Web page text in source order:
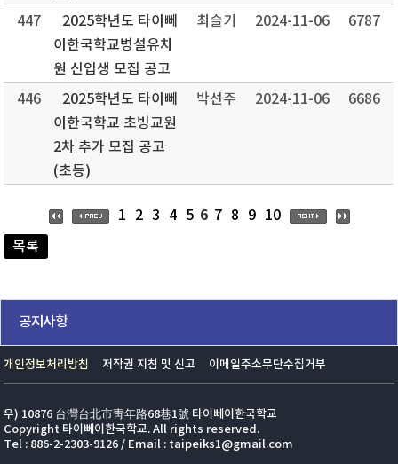
447
2025학년도 타이뻬
이한국학교병설유치
원 신입생 모집 공고
최슬기 2024-11-06 6787
446
2025학년도 타이뻬
이한국학교 초빙교원
2차 추가 모집 공고
(초등)
박선주 2024-11-06 6686
1 2 3 4 5 6 7 8 9
10
목록
공지사항
개인정보처리방침 저작권 지침 및 신고 이메일주소무단수집거부
우) 10876 台灣台北市靑年路68巷1號 타이뻬이한국학교
Copyright 타이뻬이한국학교. All rights reserved.
Tel : 886-2-2303-9126 / Email : taipeiks1@gmail.com